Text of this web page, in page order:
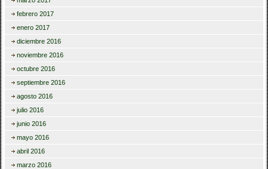
febrero 2017
enero 2017
diciembre 2016
noviembre 2016
octubre 2016
septiembre 2016
agosto 2016
julio 2016
junio 2016
mayo 2016
abril 2016
marzo 2016